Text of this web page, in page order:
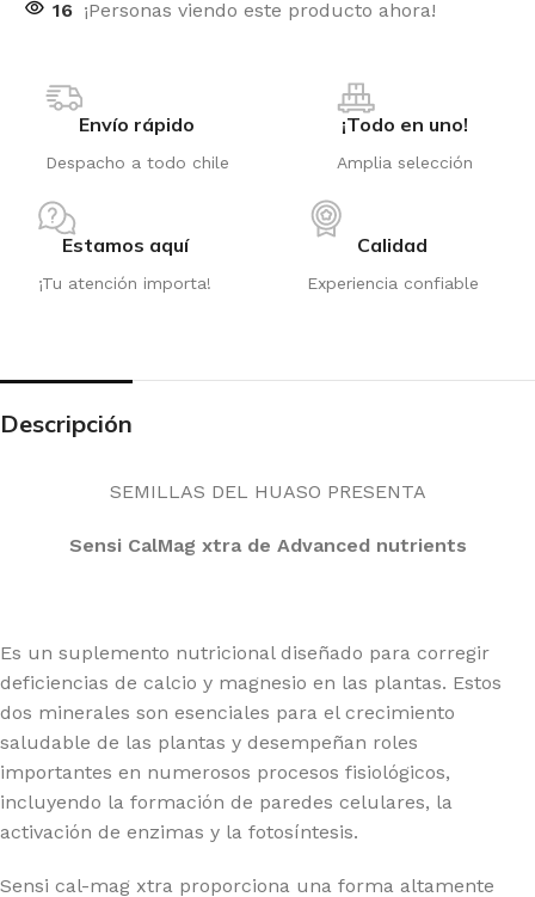
16 ¡Personas viendo este producto ahora!
Envío rápido
Despacho a todo chile
¡Todo en uno!
Amplia selección
Estamos aquí
¡Tu atención importa!
Calidad
Experiencia confiable
Descripción
SEMILLAS DEL HUASO PRESENTA
Sensi CalMag xtra de Advanced nutrients
Es un suplemento nutricional diseñado para corregir
deficiencias de calcio y magnesio en las plantas. Estos
dos minerales son esenciales para el crecimiento
saludable de las plantas y desempeñan roles
importantes en numerosos procesos fisiológicos,
incluyendo la formación de paredes celulares, la
activación de enzimas y la fotosíntesis.
Sensi cal-mag xtra proporciona una forma altamente